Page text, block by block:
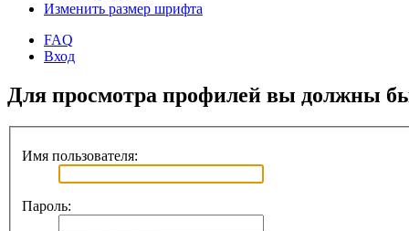
Изменить размер шрифта
FAQ
Вход
Для просмотра профилей вы должны
Имя пользователя:
Пароль: